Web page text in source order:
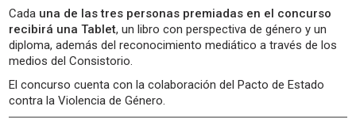
Cada una de las tres personas premiadas en el concurso
recibirá una Tablet, un libro con perspectiva de género y un
diploma, además del reconocimiento mediático a través de los
medios del Consistorio.
El concurso cuenta con la colaboración del Pacto de Estado
contra la Violencia de Género.